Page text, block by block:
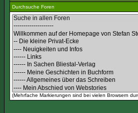
Durchsuche Foren
(Mehrfache Markierungen sind bei vielen Browsern